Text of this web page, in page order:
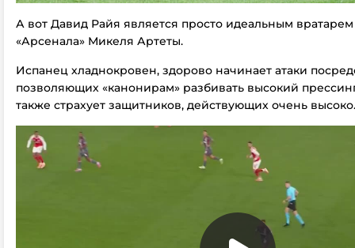
А вот Давид Райя является просто идеальным
«Арсенала» Микеля Артеты.
Испанец хладнокровен, здорово начинает атаки
позволяющих «канонирам» разбивать высокий
также страхует защитников, действующих очень высоко.